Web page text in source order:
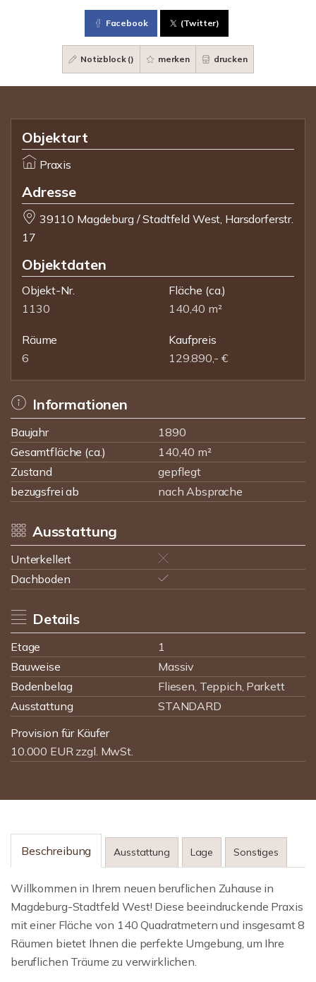
Facebook (Twitter)
Notizblock () merken drucken
Objektart
Praxis
Adresse
39110 Magdeburg / Stadtfeld West, Harsdorferstr.
17
Objektdaten
Objekt-Nr.
1130
Fläche (ca.)
140,40 m²
Räume
6
Kaufpreis
129.890,- €
Informationen
Baujahr
1890
Gesamtfläche (ca.)
140,40 m²
Zustand
gepflegt
bezugsfrei ab
nach Absprache
Ausstattung
Unterkellert
Dachboden
Details
Etage
1
Bauweise
Massiv
Bodenbelag
Fliesen, Teppich, Parkett
Ausstattung
STANDARD
Provision für Käufer
10.000 EUR zzgl. MwSt.
Beschreibung Ausstattung Lage Sonstiges
Willkommen in Ihrem neuen beruflichen Zuhause in
Magdeburg-Stadtfeld West! Diese beeindruckende Praxis
mit einer Fläche von 140 Quadratmetern und insgesamt 8
Räumen bietet Ihnen die perfekte Umgebung, um Ihre
beruflichen Träume zu verwirklichen.